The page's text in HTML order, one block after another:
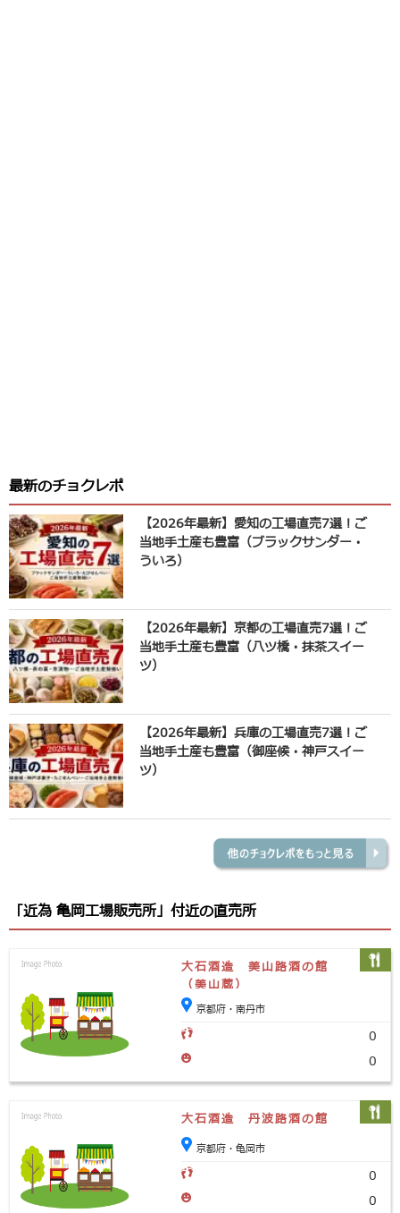
最新のチョクレポ
【2026年最新】愛知の工場直売7選！ご
当地手土産も豊富（ブラックサンダー・
ういろ）
【2026年最新】京都の工場直売7選！ご
当地手土産も豊富（八ツ橋・抹茶スイー
ツ）
【2026年最新】兵庫の工場直売7選！ご
当地手土産も豊富（御座候・神戸スイー
ツ）
「近為 亀岡工場販売所」付近の直売所
大石酒造 美山路酒の館
（美山蔵）
京都府・南丹市
0
0
大石酒造 丹波路酒の館
京都府・亀岡市
0
0